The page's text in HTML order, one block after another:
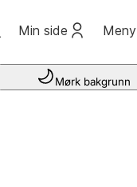
Min side Meny
Mørk bakgrunn